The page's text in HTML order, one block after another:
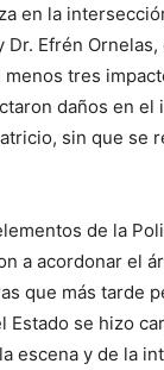
en la
Dr. Efrén
tres
daños en el
sin que se
de la
a acordonar el
que más tarde
Estado se hizo
escena y de la